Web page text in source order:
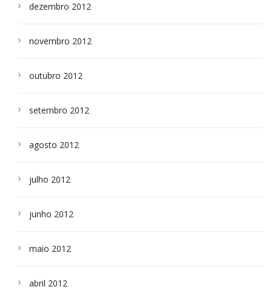
dezembro 2012
novembro 2012
outubro 2012
setembro 2012
agosto 2012
julho 2012
junho 2012
maio 2012
abril 2012